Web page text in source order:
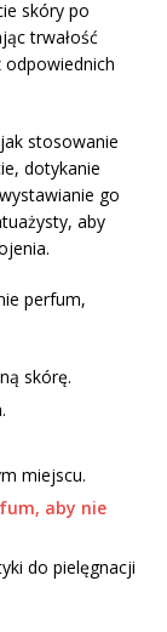
skóry po
trwałość
odpowiednich
stosowanie
dotykanie
go
aby
perfum,
skórę.
miejscu.
aby nie
do pielęgnacji